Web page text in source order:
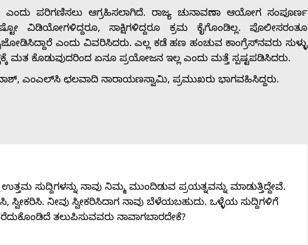
ಎಂದು ಪರಿಗಣಿಸಲು ಆಗ್ರಹಿಸಲಾಗಿದೆ. ರಾಜ್ಯ ಚುನಾವಣಾ ಆಯೋಗ ಸಂಪೂರ್ಣ
ಸಾಕ್ಷಿಗಳಿದ್ದರೂ ಕ್ರಮ ಕೈಗೊಂಡಿಲ್ಲ. ಪೊಲೀಸರಂತೂ
ಎಂದು ವಿವರಿಸಿದರು. ಎಲ್ಲ ಕಡೆ ಹಣ ಹಂಚುವ ಕಾಂಗ್ರೆಸ್‍ನವರು ಸುಳ್ಳು
ಮತ ಕೊಡುವುದರಿಂದ ಏನೂ ಪ್ರಯೋಜನ ಇಲ್ಲ ಎಂದು ಮತ್ತೆ ಸ್ಪಷ್ಟಪಡಿಸಿದರು.
ಎಂಎಲ್‍ಸಿ ಛಲವಾದಿ ನಾರಾಯಣಸ್ವಾಮಿ, ಪ್ರಮುಖರು ಭಾಗವಹಿಸಿದ್ದರು.
ಸುದ್ದಿಗಳನ್ನು ನಾವು ನಿಮ್ಮ ಮುಂದಿಡುವ ಪ್ರಯತ್ನವನ್ನು ಮಾಡುತ್ತಿದ್ದೇವೆ.
ಸ್ವೀಕರಿಸಿ. ನೀವು ಸ್ವೀಕರಿಸಿದಾಗ ನಾವು ಬೆಳೆಯಬಹುದು. ಒಳ್ಳೆಯ ಸುದ್ದಿಗಳಿಗೆ
ತಲುಪಿಸುವವರು ನಾವಾಗಬಾರದೇಕೆ?